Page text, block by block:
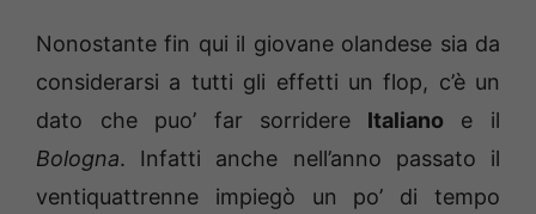
Nonostante fin qui il giovane olandese sia da
considerarsi a tutti gli effetti un flop, c’è un
dato che puo’ far sorridere Italianoe il
Bologna. Infatti anche nell’anno passato il
ventiquattrenne impiegò un po’ di tempo